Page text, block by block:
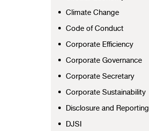
Climate Change
Code of Conduct
Corporate Efficiency
Corporate Governance
Corporate Secretary
Corporate Sustainability
Disclosure and Reporting
DJSI